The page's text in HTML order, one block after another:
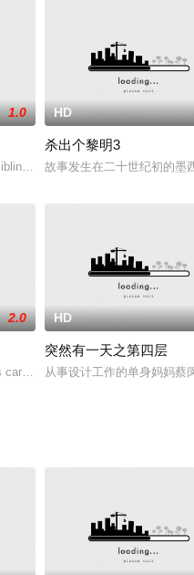
舍逃出，当她
1.0
J
HD
杀出个黎明3
故事发生在二十世纪初的墨
董商在古墓盗走
2.0
is b
HD
突然有一天之第四层
从事设计工作的单身妈妈蔡